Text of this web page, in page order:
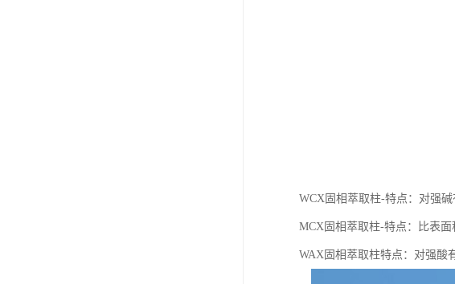
WCX固相萃取柱-特点：对强
MCX固相萃取柱-特点：比表
WAX固相萃取柱特点：对强酸